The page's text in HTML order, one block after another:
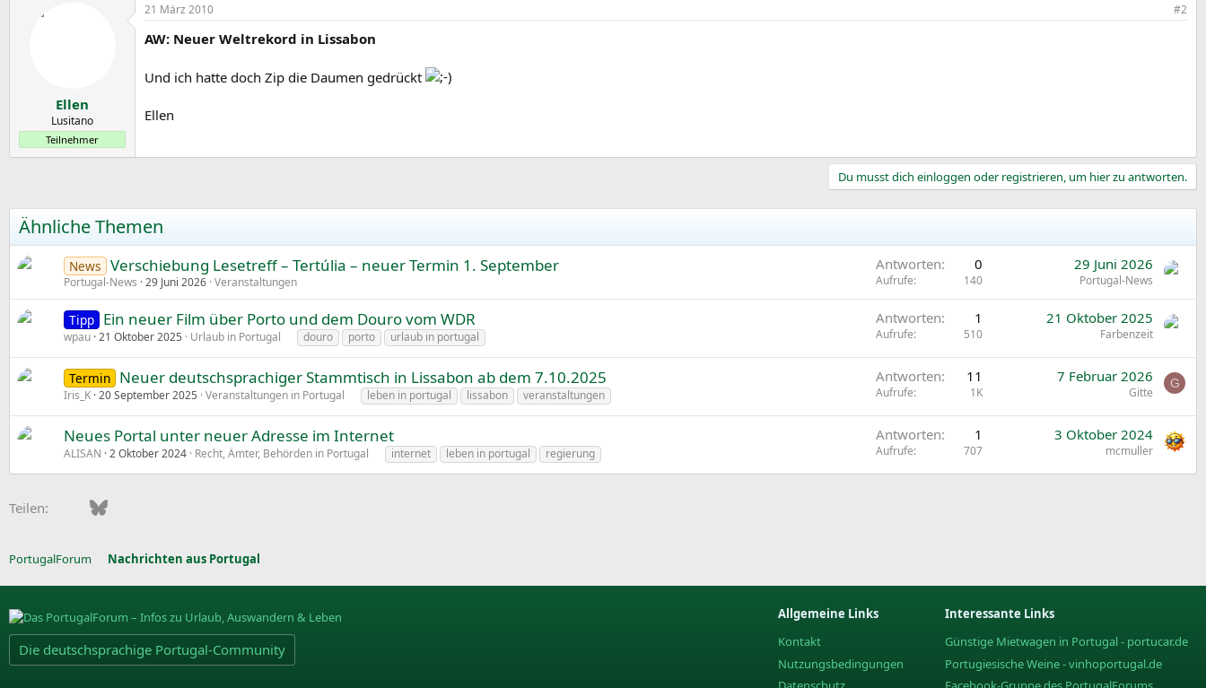
Ellen
Lusitano
Teilnehmer
21 März 2010 #2
AW: Neuer Weltrekord in Lissabon
Und ich hatte doch Zip die Daumen gedrückt
Ellen
Du musst dich einloggen oder registrieren, um hier zu antworten.
Ähnliche Themen
News Verschiebung Lesetreff – Tertúlia – neuer Termin 1. September
Portugal-News 29 Juni 2026 Veranstaltungen
Antworten 0
Aufrufe 140
29 Juni 2026
Portugal-News
Tipp Ein neuer Film über Porto und dem Douro vom WDR
wpau 21 Oktober 2025 Urlaub in Portugal douro porto urlaub in portugal
Antworten 1
Aufrufe 510
21 Oktober 2025
Farbenzeit
Termin Neuer deutschsprachiger Stammtisch in Lissabon ab dem 7.10.2025
Iris_K 20 September 2025 Veranstaltungen in Portugal leben in portugal lissabon veranstaltungen
Antworten 11
Aufrufe 1K
7 Februar 2026
Gitte
G
Neues Portal unter neuer Adresse im Internet
ALISAN 2 Oktober 2024 Recht, Ämter, Behörden in Portugal internet leben in portugal regierung
Antworten 1
Aufrufe 707
3 Oktober 2024
mcmuller
Teilen: FacebookBluesky
PortugalForum Nachrichten aus Portugal
Die deutschsprachige Portugal-Community
Allgemeine Links
Kontakt
Nutzungsbedingungen
Interessante Links
Günstige Mietwagen in Portugal - portucar.de
Portugiesische Weine - vinhoportugal.de